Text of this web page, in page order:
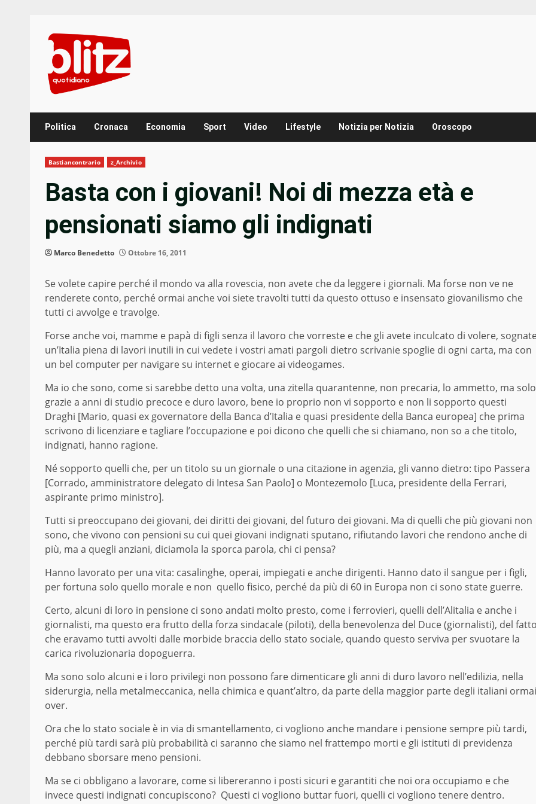
content
Politica Cronaca Economia Sport Video Lifestyle Notizia per Notizia Oroscopo
Bastiancontrario z_Archivio
Basta con i giovani! Noi di mezza età e
pensionati siamo gli indignati
Marco Benedetto Ottobre 16, 2011
Se volete capire perché il mondo va alla rovescia, non avete che da leggere i giornali. Ma forse non ve ne
renderete conto, perché ormai anche voi siete travolti tutti da questo ottuso e insensato giovanilismo che
tutti ci avvolge e travolge.
Forse anche voi, mamme e papà di figli senza il lavoro che vorreste e che gli avete inculcato di volere,
un’Italia piena di lavori inutili in cui vedete i vostri amati pargoli dietro scrivanie spoglie di ogni carta, ma con
un bel computer per navigare su internet e giocare ai videogames.
Ma io che sono, come si sarebbe detto una volta, una zitella quarantenne, non precaria, lo ammetto, ma solo
grazie a anni di studio precoce e duro lavoro, bene io proprio non vi sopporto e non li sopporto questi
Draghi [Mario, quasi ex governatore della Banca d’Italia e quasi presidente della Banca europea] che prima
scrivono di licenziare e tagliare l’occupazione e poi dicono che quelli che si chiamano, non so a che titolo,
indignati, hanno ragione.
Né sopporto quelli che, per un titolo su un giornale o una citazione in agenzia, gli vanno dietro: tipo Passera
[Corrado, amministratore delegato di Intesa San Paolo] o Montezemolo [Luca, presidente della Ferrari,
aspirante primo ministro].
Tutti si preoccupano dei giovani, dei diritti dei giovani, del futuro dei giovani. Ma di quelli che più giovani non
sono, che vivono con pensioni su cui quei giovani indignati sputano, rifiutando lavori che rendono anche di
più, ma a quegli anziani, diciamola la sporca parola, chi ci pensa?
Hanno lavorato per una vita: casalinghe, operai, impiegati e anche dirigenti. Hanno dato il sangue per i figli,
per fortuna solo quello morale e non quello fisico, perché da più di 60 in Europa non ci sono state guerre.
Certo, alcuni di loro in pensione ci sono andati molto presto, come i ferrovieri, quelli dell’Alitalia e anche i
giornalisti, ma questo era frutto della forza sindacale (piloti), della benevolenza del Duce (giornalisti), del
che eravamo tutti avvolti dalle morbide braccia dello stato sociale, quando questo serviva per svuotare la
carica rivoluzionaria dopoguerra.
Ma sono solo alcuni e i loro privilegi non possono fare dimenticare gli anni di duro lavoro nell’edilizia, nella
siderurgia, nella metalmeccanica, nella chimica e quant’altro, da parte della maggior parte degli italiani ormai
over.
Ora che lo stato sociale è in via di smantellamento, ci vogliono anche mandare i pensione sempre più tardi,
perché più tardi sarà più probabilità ci saranno che siamo nel frattempo morti e gli istituti di previdenza
debbano sborsare meno pensioni.
Ma se ci obbligano a lavorare, come si libereranno i posti sicuri e garantiti che noi ora occupiamo e che
invece questi indignati concupiscono? Questi ci vogliono buttar fuori, quelli ci vogliono tenere dentro.